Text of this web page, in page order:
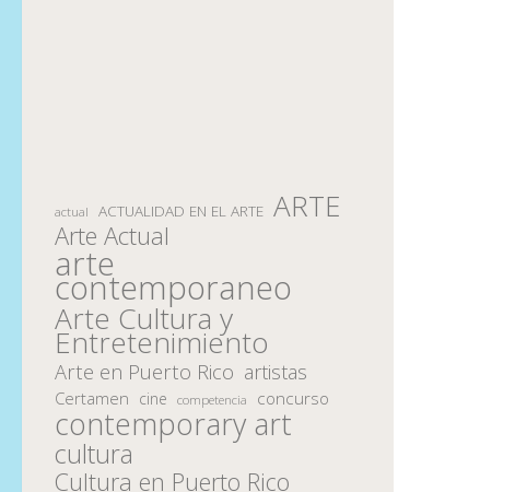
actual ACTUALIDAD EN EL ARTE ARTE
Arte Actual
arte
contemporaneo
Arte Cultura y
Entretenimiento
Arte en Puerto Rico artistas
Certamen cine competencia concurso
contemporary art
cultura
Cultura en Puerto Rico